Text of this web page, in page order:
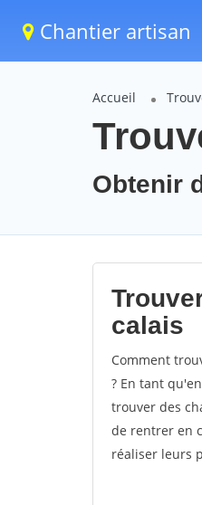
Chantier artisan
Accueil
Obtenir
calais
Comment
? En tant
trouver des
de rentrer en
réaliser leurs